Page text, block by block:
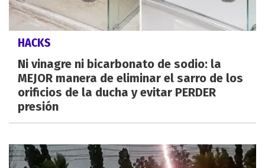
HACKS
Ni vinagre ni bicarbonato de sodio: la
MEJOR manera de eliminar el sarro de los
orificios de la ducha y evitar PERDER
presión